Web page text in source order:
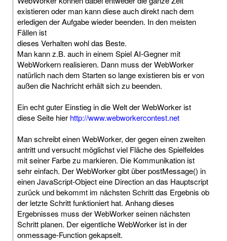
existieren oder man kann diese auch direkt nach dem
erledigen der Aufgabe wieder beenden. In den meisten
Fällen ist
dieses Verhalten wohl das Beste.
Man kann z.B. auch in einem Spiel AI-Gegner mit
WebWorkern realisieren. Dann muss der WebWorker
natürlich nach dem Starten so lange existieren bis er von
außen die Nachricht erhält sich zu beenden.
Ein echt guter Einstieg in die Welt der WebWorker ist
diese Seite hier http://www.webworkercontest.net
Man schreibt einen WebWorker, der gegen einen zweiten
antritt und versucht möglichst viel Fläche des Spielfeldes
mit seiner Farbe zu markieren. Die Kommunikation ist
sehr einfach. Der WebWorker gibt über postMessage() in
einen JavaScript-Object eine Direction an das Hauptscript
zurück und bekommt im nächsten Schritt das Ergebnis ob
der letzte Schritt funktioniert hat. Anhang dieses
Ergebnisses muss der WebWorker seinen nächsten
Schritt planen. Der eigentliche WebWorker ist in der
onmessage-Function gekapselt.